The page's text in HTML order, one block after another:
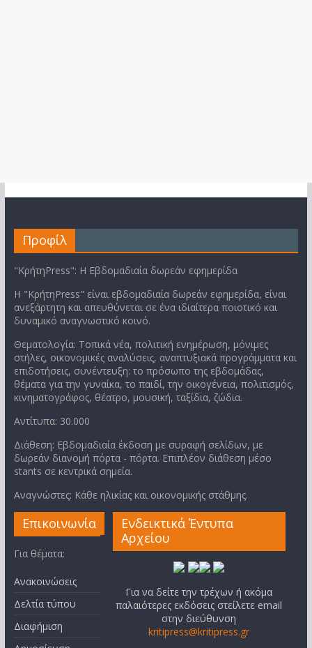
Προφίλ
"ΚρήτηPress": Η Εβδομαδιαία δωρεάν εφημερίδα
Η "ΚρήτηPress" είναι εβδομαδιαία δωρεάν εφημερίδα, είναι
ανεξάρτητη και απευθύνεται σε ένα ιδιαίτερα ποιοτικό και
δυναμικό αναγνωστικό κοινό.
Θεματολογία: Τοπικά νέα, πολιτική ενημέρωση, μόνιμες
στήλες, οικονομικές αναλύσεις, αναπτυξιακά προγράμματα και
επιδοτήσεις, συνέντευξη: το πρόσωπο της εβδομάδας,
θέματα για την γυναίκα, το παιδί, την οικογένεια, πολιτισμός,
κινηματογράφος, θέατρο, μουσική, ταξίδια, ζώδια.
Αντίτυπα: 30.000
Διάθεση: Εβδομαδιαία έκδοση με συραφή σελίδων, με
δωρεάν διανομή πόρτα - πόρτα. Επιπλέον διάθεση μέσο
stants σε κεντρικά σημεία.
Αναγνώστες: Κάθε ηλικίας και οικονομικής στάθμης.
Επικοινωνία
Για θέματα:
Ανακοινώσεις
Δελτία τύπου
Διαφήμιση
Ενδεικτικά Έντυπα
Αρχείου
Για να δείτε την τρέχων ή ακόμα
παλαιότερες εκδόσεις στείλετε email
στην διεύθυνση
kritipress@kritipress.gr